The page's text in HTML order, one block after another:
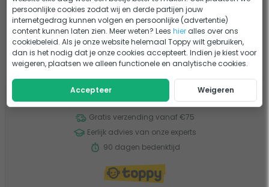
Capaciteit bij 90°C: 40 kW
Plaatsing: Horizontaal
Materiaal binnenwerk: RVS
Verwachte levertijd: 1-2 weken
469,-
Voor 18:00besteld, morgen in huis*
Gratis verzending vanaf €75
Eerlijk advies van onze experts
90 dagen bedenktijd
persoonlijke cookies zodat wij en derde partijen jouw
internetgedrag kunnen volgen en persoonlijke (advertentie)
content kunnen laten zien. Meer weten? Leeshier alles over ons
cookiebeleid. Als je onze website helemaal Toppy wilt gebruiken,
dan is het nodig dat je onze cookies accepteert. Indien je kiest voor
weigeren, plaatsen we alleen functionele en analytische cookies.
Accepteer Weigeren